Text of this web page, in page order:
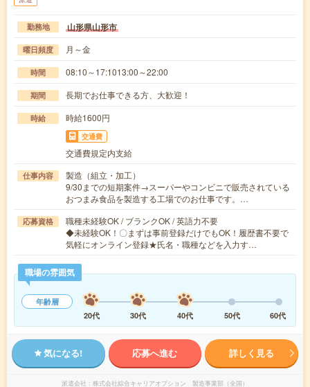
勤務地 山形県山形市
曜日頻度 月～金
時間 08:10～17:1013:00～22:00
期間 長期でお仕事できる方、大歓迎！
時給 時給1600円
交通費
交通費規定内支給
仕事内容
製造（組立・加工）
9/30までの短期案件→スーパーやコンビニで販売されている
おつまみ食品を製造する工場でのお仕事です。…
応募資格
職種未経験OK / ブランクOK / 英語力不要
◆未経験OK！〇まずは事前登録だけでもOK！履歴書不要で
気軽にオンライン登録★氏名・職種などを入力す…
職場の雰囲気
年齢層
20代
30代 40代 50代 60代
気になる! 応募へ進む 詳しく見る
派遣会社 株式会社綜合キャリアオプション 製造事業部（全国）